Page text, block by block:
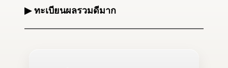
▶ ทะเบียนผลรวมดีมาก